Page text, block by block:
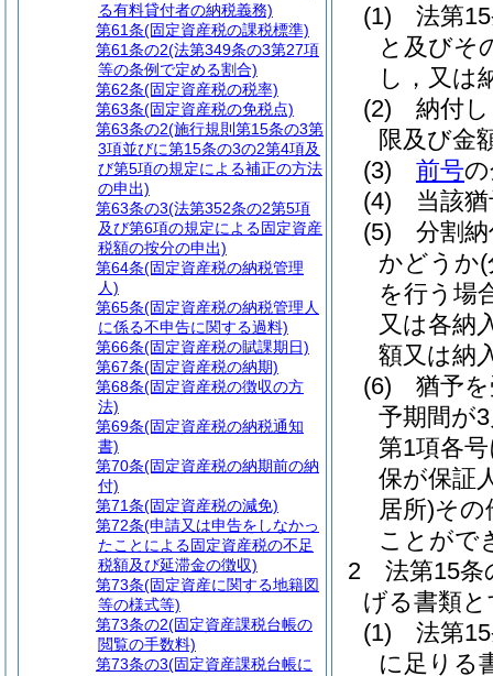
(1)
法第
と及びそ
し，又は
(2)
納付
限及び金
(3)
前号
(4)
当該
(5)
分割
かどうか
を行う場
又は各納
額又は納
(6)
猶予
予期間が
第1項各
保が保証
居所)その
ことがで
2
法第15
げる書類
(1)
法第
に足りる
る有料貸付者の納税義務)
第61条(固定資産税の課税標準)
第61条の2(法第349条の3第27項
等の条例で定める割合)
第62条(固定資産税の税率)
第63条(固定資産税の免税点)
第63条の2(施行規則第15条の3第
3項並びに第15条の3の2第4項及
び第5項の規定による補正の方法
の申出)
第63条の3(法第352条の2第5項
及び第6項の規定による固定資産
税額の按分の申出)
第64条(固定資産税の納税管理
人)
第65条(固定資産税の納税管理人
に係る不申告に関する過料)
第66条(固定資産税の賦課期日)
第67条(固定資産税の納期)
第68条(固定資産税の徴収の方
法)
第69条(固定資産税の納税通知
書)
第70条(固定資産税の納期前の納
付)
第71条(固定資産税の減免)
第72条(申請又は申告をしなかっ
たことによる固定資産税の不足
税額及び延滞金の徴収)
第73条(固定資産に関する地籍図
等の様式等)
第73条の2(固定資産課税台帳の
閲覧の手数料)
第73条の3(固定資産課税台帳に